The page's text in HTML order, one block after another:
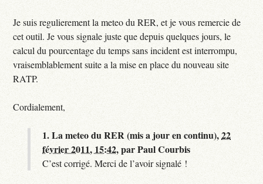
Je suis regulierement la meteo du RER, et je vous remercie de
cet outil. Je vous signale juste que depuis quelques jours, le
calcul du pourcentage du temps sans incident est interrompu,
vraisemblablement suite a la mise en place du nouveau site
RATP.
Cordialement,
1.La meteo du RER (mis a jour en continu),22
février 2011, 15:42,parPaul Courbis
C’est corrigé. Merci de l’avoir signalé !